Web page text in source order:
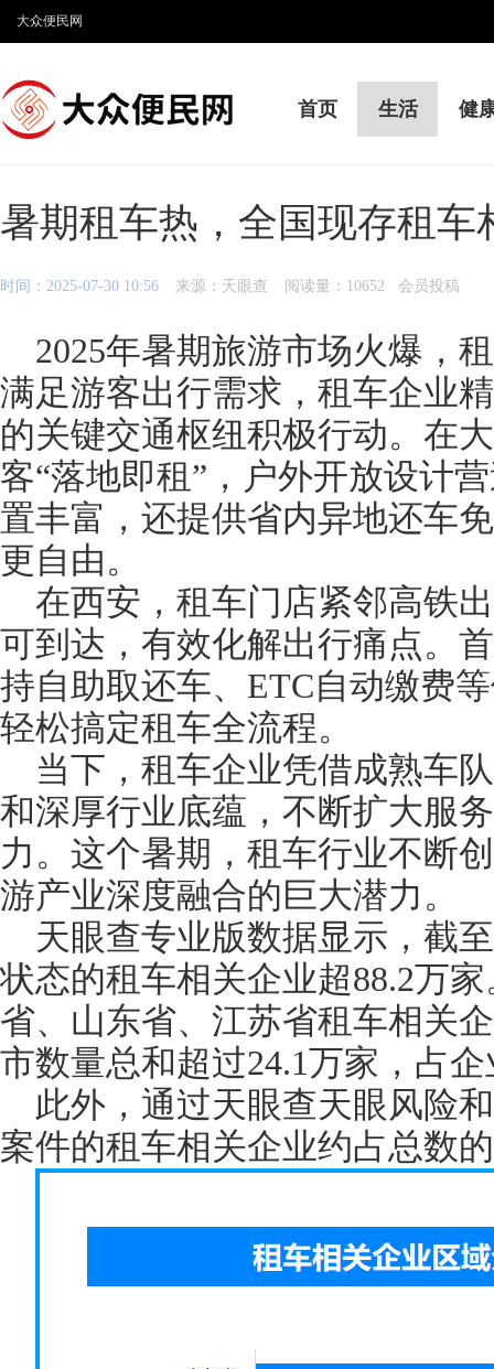
大众便民网
首页 生活 健
暑期租车热，全国现存租车
时间：2025-07-30 10:56 来源：天眼查 阅读量：10652 会员投稿
2025年暑期旅游市场火爆，
满足游客出行需求，租车企业
的关键交通枢纽积极行动。在
客“落地即租”，户外开放设计
置丰富，还提供省内异地还车
更自由。
在西安，租车门店紧邻高铁
可到达，有效化解出行痛点。
持自助取还车、ETC自动缴费
轻松搞定租车全流程。
当下，租车企业凭借成熟车
和深厚行业底蕴，不断扩大服
力。这个暑期，租车行业不断
游产业深度融合的巨大潜力。
天眼查专业版数据显示，截
状态的租车相关企业超88.2万
省、山东省、江苏省租车相关
市数量总和超过24.1万家，占
此外，通过天眼查天眼风险
案件的租车相关企业约占总数